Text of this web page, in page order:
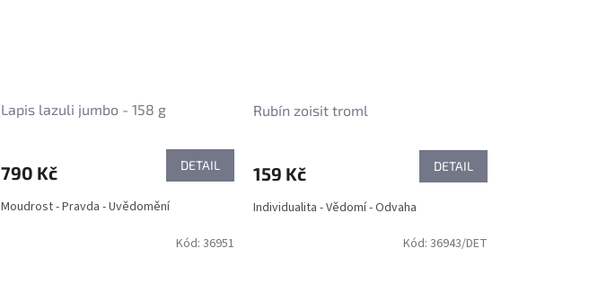
Lapis lazuli jumbo - 158 g
790 Kč DETAIL
Moudrost - Pravda - Uvědomění
Rubín zoisit troml
159 Kč DETAIL
Individualita - Vědomí - Odvaha
Kód: 36951 Kód: 36943/DET